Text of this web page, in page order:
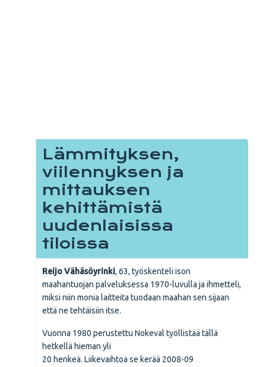
Lämmityksen,
viilennyksen ja
mittauksen
kehittämistä
uudenlaisissa
tiloissa
Reijo Vähäsöyrinki, 63, työskenteli ison
maahantuojan palveluksessa 1970-luvulla ja ihmetteli,
miksi niin monia laitteita tuodaan maahan sen sijaan
että ne tehtäisiin itse.
Vuonna 1980 perustettu Nokeval työllistää tällä
hetkellä hieman yli
20 henkeä. Liikevaihtoa se kerää 2008-09